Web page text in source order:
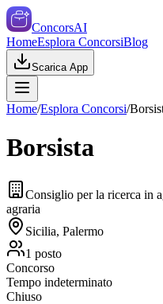
ConcorsAI
HomeEsplora ConcorsiBlog
Scarica App
Home/Esplora Concorsi/
Borsista
Consiglio per la ricerca in
agraria
Sicilia, Palermo
1 posto
Concorso
Tempo indeterminato
Chiuso